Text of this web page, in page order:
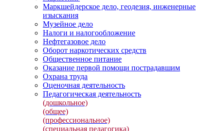
Маркшейдерское дело, геодезия, инженерные
изыскания
Музейное дело
Налоги и налогообложение
Нефтегазовое дело
Оборот наркотических средств
Общественное питание
Оказание первой помощи пострадавшим
Охрана труда
Оценочная деятельность
Педагогическая деятельность
(дошкольное)
(общее)
(профессиональное)
(специальная педагогика)